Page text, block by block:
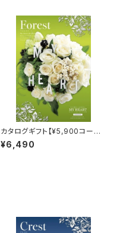
カタログギフト【¥5,900コース】
フォレスト
¥6,490